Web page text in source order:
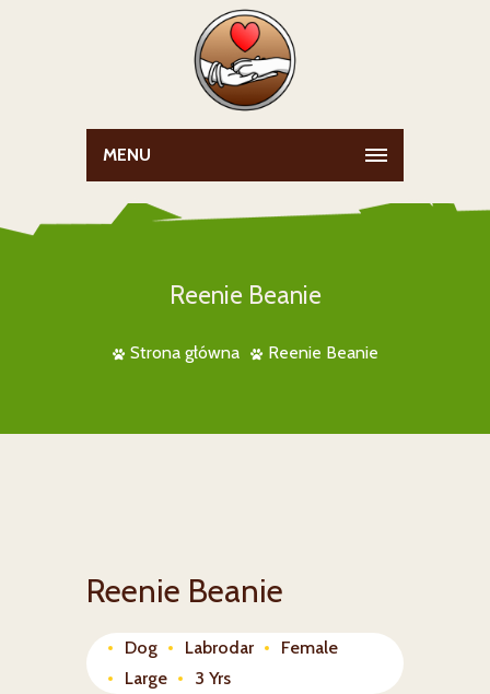
MENU
Reenie Beanie
Strona główna Reenie Beanie
Reenie Beanie
Dog Labrodar
Female
Large
3 Yrs